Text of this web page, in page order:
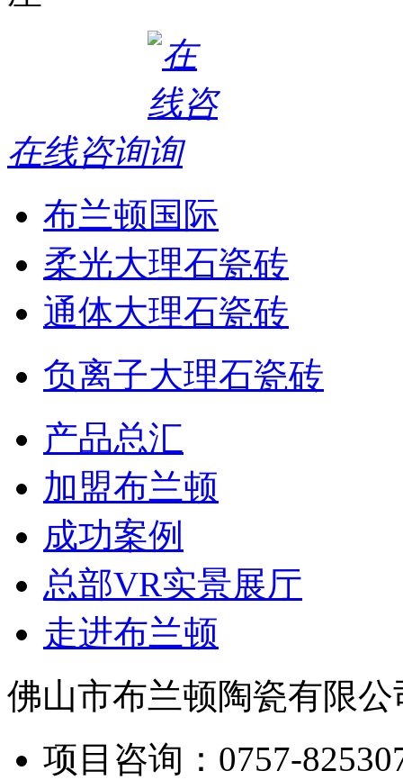
在线咨询
布兰顿国际
柔光大理石瓷砖
通体大理石瓷砖
负离子大理石瓷砖
产品总汇
加盟布兰顿
成功案例
总部VR实景展厅
走进布兰顿
佛山市布兰顿陶瓷有限公
项目咨询： 0757-